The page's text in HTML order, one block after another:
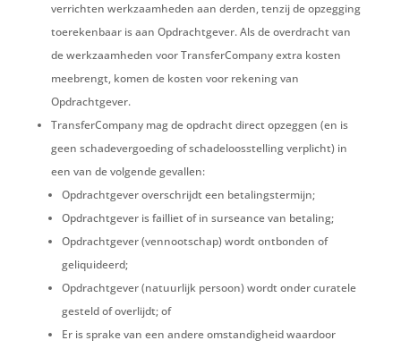
verrichten werkzaamheden aan derden, tenzij de opzegging
toerekenbaar is aan Opdrachtgever. Als de overdracht van
de werkzaamheden voor TransferCompany extra kosten
meebrengt, komen de kosten voor rekening van
Opdrachtgever.
TransferCompany mag de opdracht direct opzeggen (en is
geen schadevergoeding of schadeloosstelling verplicht) in
een van de volgende gevallen:
Opdrachtgever overschrijdt een betalingstermijn;
Opdrachtgever is failliet of in surseance van betaling;
Opdrachtgever (vennootschap) wordt ontbonden of
geliquideerd;
Opdrachtgever (natuurlijk persoon) wordt onder curatele
gesteld of overlijdt; of
Er is sprake van een andere omstandigheid waardoor